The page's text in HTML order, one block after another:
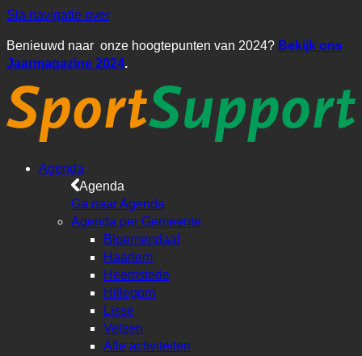
Sla navigatie over
Benieuwd naar onze hoogtepunten van 2024? Bekijk ons
Jaarmagazine 2024.
Agenda
Agenda
Ga naar Agenda
Agenda per Gemeente
Bloemendaal
Haarlem
Heemstede
Hillegom
Lisse
Velsen
Alle activiteiten